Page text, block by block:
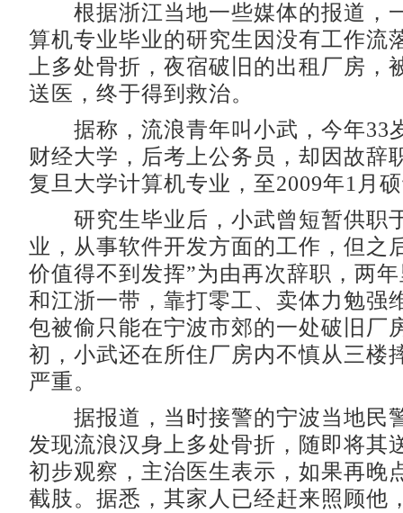
根据浙江当地一些媒体的报道，
算机专业毕业的研究生因没有工作流
上多处骨折，夜宿破旧的出租厂房，
送医，终于得到救治。
据称，流浪青年叫小武，今年33
财经大学，后考上公务员，却因故辞
复旦大学计算机专业，至2009年1月
研究生毕业后，小武曾短暂供职
业，从事软件开发方面的工作，但之
价值得不到发挥”为由再次辞职，两
和江浙一带，靠打零工、卖体力勉强
包被偷只能在宁波市郊的一处破旧厂
初，小武还在所住厂房内不慎从三楼
严重。
据报道，当时接警的宁波当地民
发现流浪汉身上多处骨折，随即将其
初步观察，主治医生表示，如果再晚
截肢。据悉，其家人已经赶来照顾他